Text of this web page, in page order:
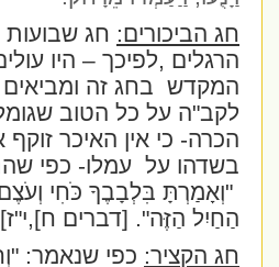
חג הביכורים:חג שבועות
הרגלים ,לפיכך – היו
המקדש בחג זה ומביאים
לקב"ה על כל הטוב שגומל
הכרה- כי אין האיכר זוקף
בשדהו על עמלו- כפי
"וְאָמַרְתָּ בִּלְבָבֶךָ כֹּחִי וְעֹצֶם
הַחַיִל הַזֶּה". [דברים ח],י"ז]
חג הקציר:כפי שנאמר: